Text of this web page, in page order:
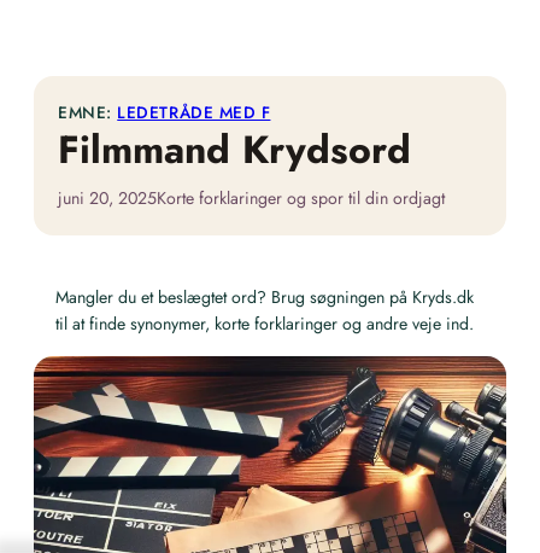
EMNE: LEDETRÅDE MED F
Filmmand Krydsord
juni 20, 2025Korte forklaringer og spor til din ordjagt
Mangler du et beslægtet ord? Brug søgningen på Kryds.dk
til at finde synonymer, korte forklaringer og andre veje ind.